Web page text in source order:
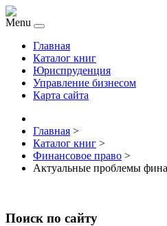
Menu
Главная
Каталог книг
Юриспруденция
Управление бизнесом
Карта сайта
Главная >
Каталог книг >
Финансовое право >
Актуальные проблемы
Поиск по сайту